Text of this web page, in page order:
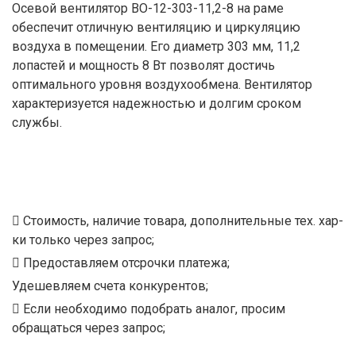
Осевой вентилятор ВО-12-303-11,2-8 на раме
обеспечит отличную вентиляцию и циркуляцию
воздуха в помещении. Его диаметр 303 мм, 11,2
лопастей и мощность 8 Вт позволят достичь
оптимального уровня воздухообмена. Вентилятор
характеризуется надежностью и долгим сроком
службы.
Стоимость, наличие товара, дополнительные тех. хар-
ки только через запрос;
Предоставляем отсрочки платежа;
Удешевляем счета конкурентов;
Если необходимо подобрать аналог, просим
обращаться через запрос;